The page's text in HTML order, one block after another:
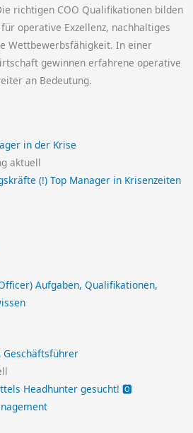
richtigen COO Qualifikationen bilden
operative Exzellenz, nachhaltiges
Wettbewerbsfähigkeit. In einer
gewinnen erfahrene operative
an Bedeutung.
aktuell
(!) Top Manager in Krisenzeiten
Aufgaben, Qualifikationen,
Headhunter gesucht! 🅾️